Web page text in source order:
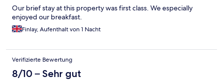
Our brief stay at this property was first class. We especially
enjoyed our breakfast.
Finlay, Aufenthalt von 1 Nacht
Verifizierte Bewertung
8/10 – Sehr gut